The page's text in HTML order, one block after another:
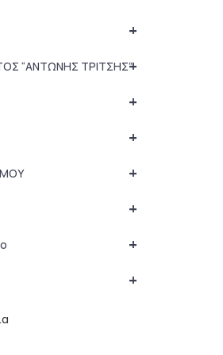
+
+
“ΑΝΤΩΝΗΣ ΤΡΙΤΣΗΣ”
+
+
+
+
+
+